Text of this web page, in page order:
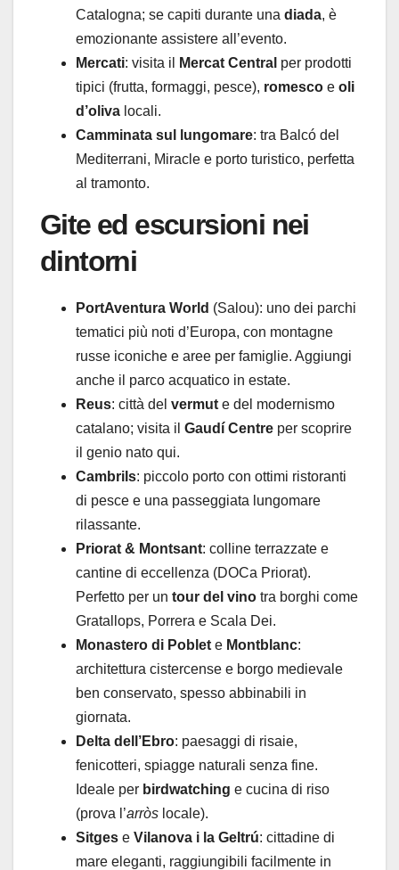
Catalogna; se capiti durante una diada, è
emozionante assistere all’evento.
Mercati: visita il Mercat Central per prodotti
tipici (frutta, formaggi, pesce), romesco e oli
d’oliva locali.
Camminata sul lungomare: tra Balcó del
Mediterrani, Miracle e porto turistico, perfetta
al tramonto.
Gite ed escursioni nei
dintorni
PortAventura World (Salou): uno dei parchi
tematici più noti d’Europa, con montagne
russe iconiche e aree per famiglie. Aggiungi
anche il parco acquatico in estate.
Reus: città del vermut e del modernismo
catalano; visita il Gaudí Centre per scoprire
il genio nato qui.
Cambrils: piccolo porto con ottimi ristoranti
di pesce e una passeggiata lungomare
rilassante.
Priorat & Montsant: colline terrazzate e
cantine di eccellenza (DOCa Priorat).
Perfetto per un tour del vino tra borghi come
Gratallops, Porrera e Scala Dei.
Monastero di Poblet e Montblanc:
architettura cistercense e borgo medievale
ben conservato, spesso abbinabili in
giornata.
Delta dell’Ebro: paesaggi di risaie,
fenicotteri, spiagge naturali senza fine.
Ideale per birdwatching e cucina di riso
(prova l’arròs locale).
Sitges e Vilanova i la Geltrú: cittadine di
mare eleganti, raggiungibili facilmente in